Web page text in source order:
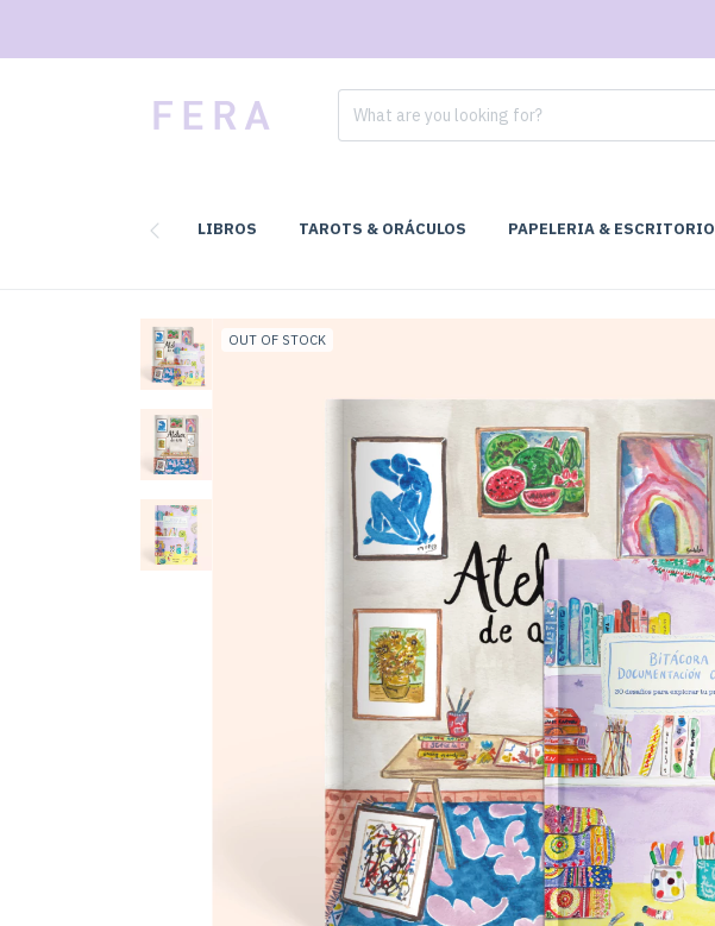
LIBROS TAROTS & ORÁCULOS PAPELERIA & ESCRITORIO
OUT OF STOCK